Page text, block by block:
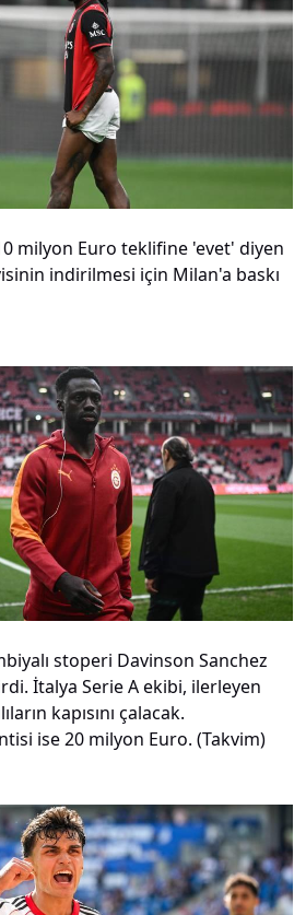
milyon Euro teklifine 'evet' diyen
indirilmesi için Milan'a baskı
stoperi Davinson Sanchez
İtalya Serie A ekibi, ilerleyen
kapısını çalacak.
ise 20 milyon Euro. (Takvim)